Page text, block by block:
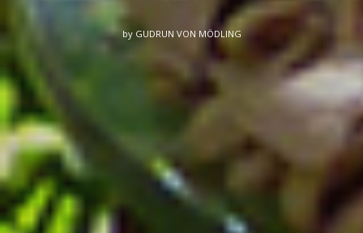
by GUDRUN VON MÖDLING